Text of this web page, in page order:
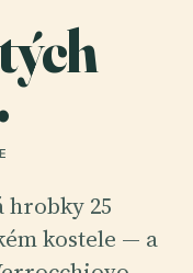
hrobky 25
kostele — a